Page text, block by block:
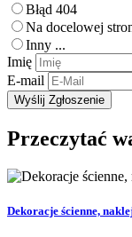
Błąd 404
Na docelowej
Inny ...
Imię
E-mail
Przeczytać
Dekoracje ścienne,